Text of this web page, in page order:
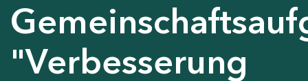
"Verbesserung